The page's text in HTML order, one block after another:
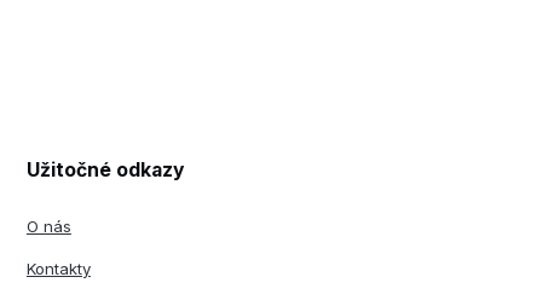
Užitočné odkazy
O nás
Kontakty